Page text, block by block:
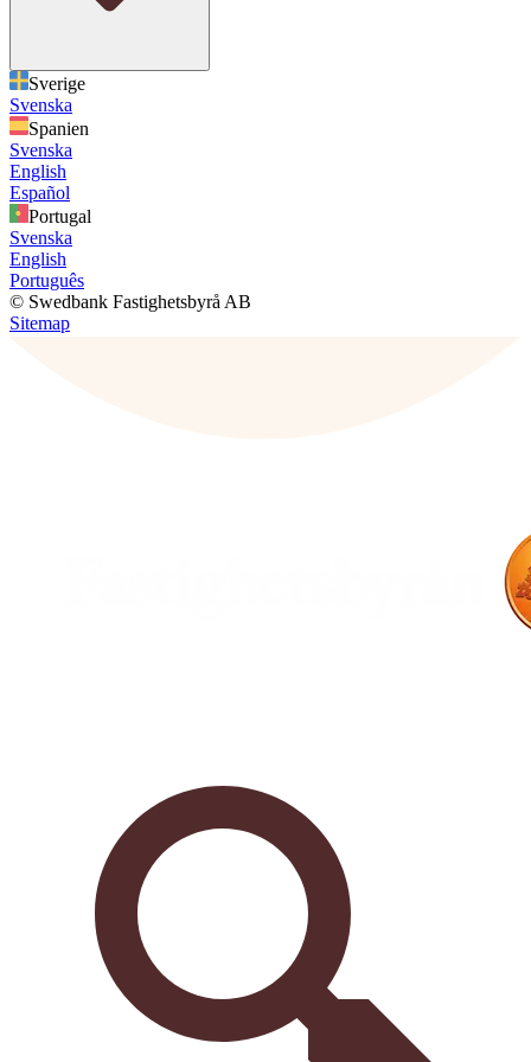
Sverige
Svenska
Spanien
Svenska
English
Español
Portugal
Svenska
English
Português
© Swedbank Fastighetsbyrå AB
Sitemap